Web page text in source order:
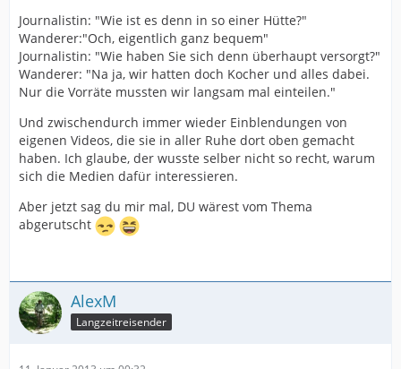
Journalistin: "Wie ist es denn in so einer Hütte?"
Wanderer:"Och, eigentlich ganz bequem"
Journalistin: "Wie haben Sie sich denn überhaupt versorgt?"
Wanderer: "Na ja, wir hatten doch Kocher und alles dabei.
Nur die Vorräte mussten wir langsam mal einteilen."
Und zwischendurch immer wieder Einblendungen von
eigenen Videos, die sie in aller Ruhe dort oben gemacht
haben. Ich glaube, der wusste selber nicht so recht, warum
sich die Medien dafür interessieren.
Aber jetzt sag du mir mal, DU wärest vom Thema
abgerutscht
AlexM
Langzeitreisender